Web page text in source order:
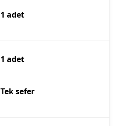
1 adet
1 adet
Tek sefer